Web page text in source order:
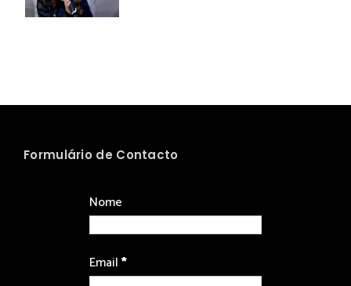
Formulário de Contacto
Nome
Email*